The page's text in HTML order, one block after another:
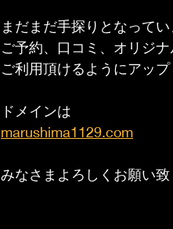
まだまだ手探りとなってい
ご予約、口コミ、オリジ
ご利用頂けるようにアップ
ドメインは
marushima1129.com
みなさまよろしくお願い致